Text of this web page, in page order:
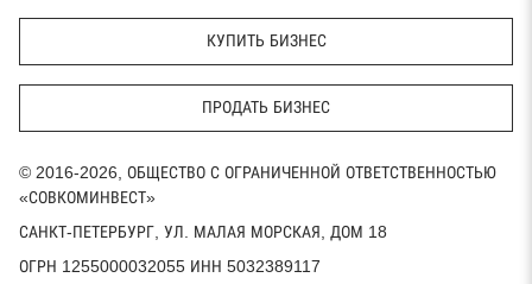
КУПИТЬ БИЗНЕС
ПРОДАТЬ БИЗНЕС
© 2016-2026, ОБЩЕСТВО С ОГРАНИЧЕННОЙ ОТВЕТСТВЕННОСТЬЮ
«СОВКОМИНВЕСТ»
САНКТ-ПЕТЕРБУРГ, УЛ. МАЛАЯ МОРСКАЯ, ДОМ 18
ОГРН 1255000032055 ИНН 5032389117